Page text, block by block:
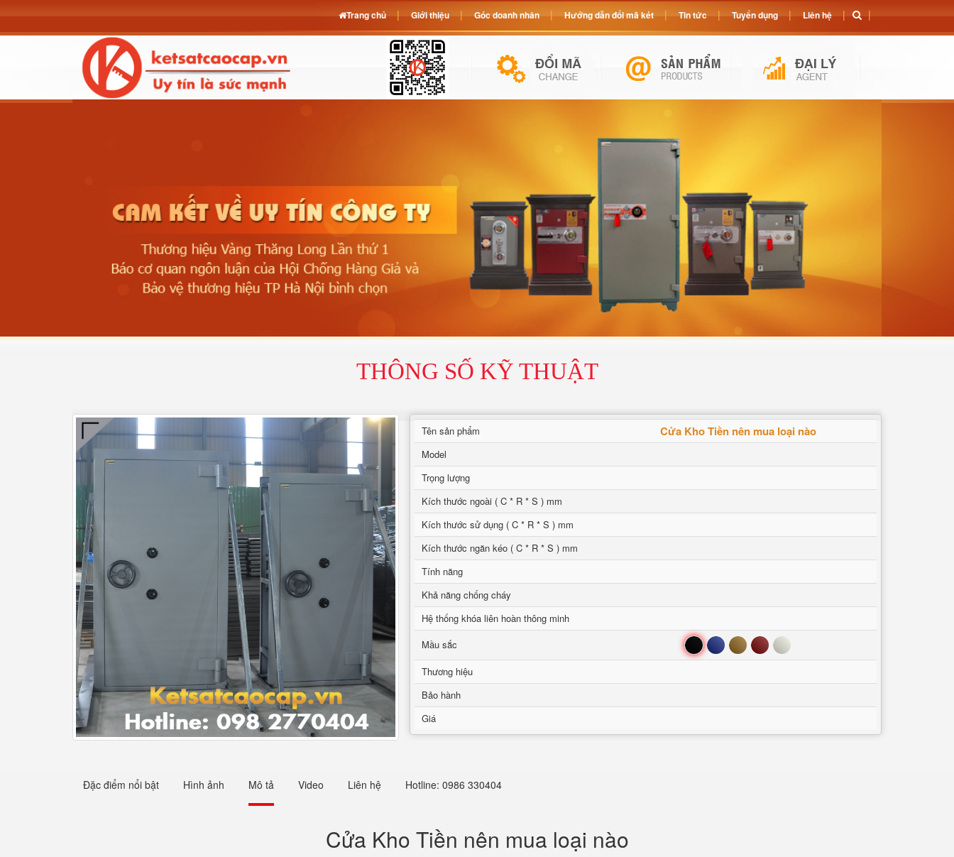
THÔNG SỐ KỸ THUẬT
Tên sản phẩm Cửa Kho Tiền nên mua loại nào
Model
Trọng lượng
Kích thước ngoài ( C * R * S ) mm
Kích thước sử dụng ( C * R * S ) mm
Kích thước ngăn kéo ( C * R * S ) mm
Tính năng
Khả năng chống cháy
Hệ thống khóa liên hoàn thông minh
Mầu sắc
Đen Xanh Nâu Đỏ Trắng
Thương hiệu
Bảo hành
Giá
Đặc điểm nổi bật Hình ảnh Mô tả Video Liên hệ Hotline: 0986 330404
Cửa Kho Tiền nên mua loại nào
Trang chủ Giới thiệu Góc doanh nhân Hướng dẫn đổi mã két Tin tức Tuyển dụng Liên hệ